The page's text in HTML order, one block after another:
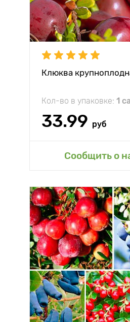
Клюква
Кол-во в упаковке: 1
33.99 руб
Сообщить о